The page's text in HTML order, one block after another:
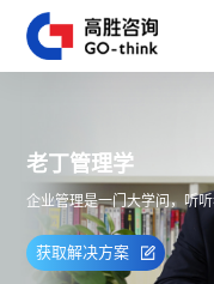
老丁管理学
企业管理是一门大学问，听
获取解决方案